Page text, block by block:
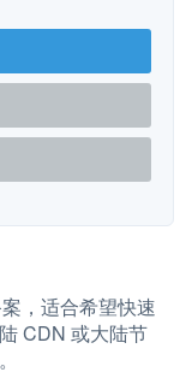
，适合希望快速
CDN 或大陆节